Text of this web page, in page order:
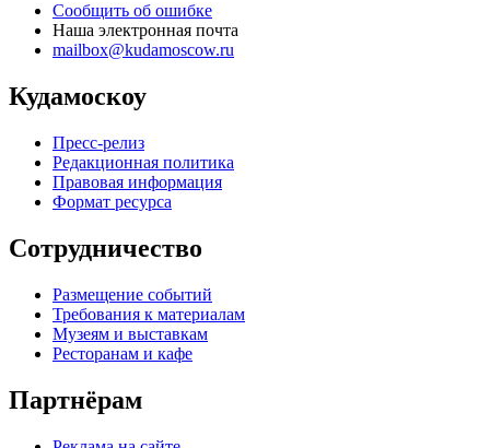
Сообщить об ошибке
Наша электронная почта
mailbox@kudamoscow.ru
Кудамоскоу
Пресс-релиз
Редакционная политика
Правовая информация
Формат ресурса
Сотрудничество
Размещение событий
Требования к материалам
Музеям и выставкам
Ресторанам и кафе
Партнёрам